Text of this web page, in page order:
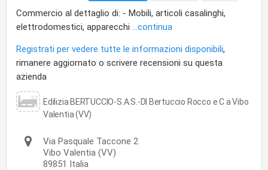
Commercio al dettaglio di: - Mobili, articoli casalinghi,
elettrodomestici, apparecchi ...continua
Registrati per vedere tutte le informazioni disponibili,
rimanere aggiornato o scrivere recensioni su questa
azienda
Edilizia BERTUCCIO-S.A.S.-DI Bertuccio Rocco e C a Vibo
Valentia (VV)
Via Pasquale Taccone 2
Vibo Valentia (VV)
89851 Italia